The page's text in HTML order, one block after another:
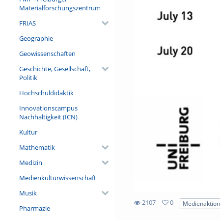
Materialforschungszentrum
FRIAS
Geographie
Geowissenschaften
Geschichte, Gesellschaft,
Politik
Hochschuldidaktik
Innovationscampus
Nachhaltigkeit (ICN)
Kultur
Mathematik
Medizin
Medienkulturwissenschaft
Musik
Pharmazie
2107
0